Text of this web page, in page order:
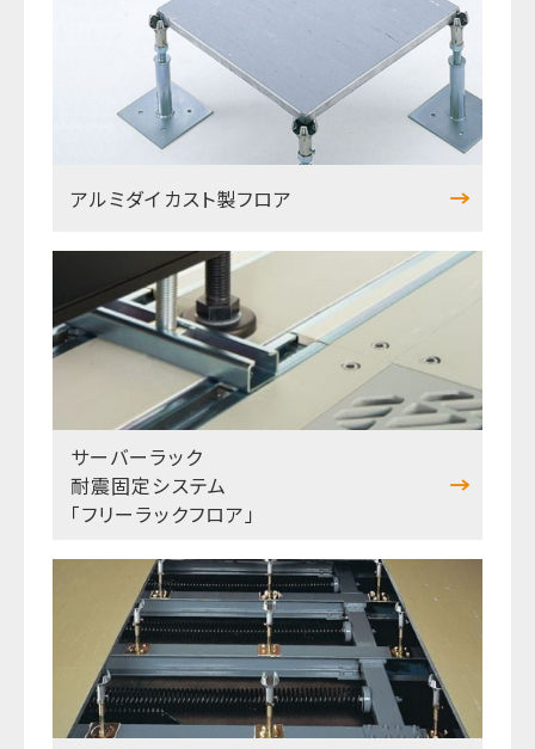
アルミダイカスト製フロア
サーバーラック
耐震固定システム
「フリーラックフロア」